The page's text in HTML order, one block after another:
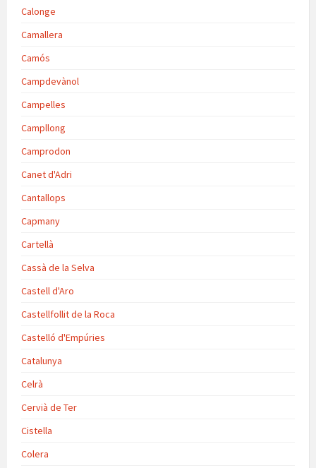
Calonge
Camallera
Camós
Campdevànol
Campelles
Campllong
Camprodon
Canet d'Adri
Cantallops
Capmany
Cartellà
Cassà de la Selva
Castell d'Aro
Castellfollit de la Roca
Castelló d'Empúries
Catalunya
Celrà
Cervià de Ter
Cistella
Colera